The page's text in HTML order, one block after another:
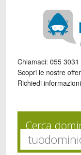
Chiamaci: 055 3031
Scopri le nostre
Richiedi
Cerca